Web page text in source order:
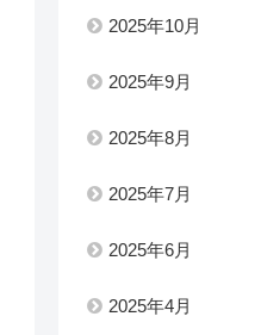
2025年10月
2025年9月
2025年8月
2025年7月
2025年6月
2025年4月